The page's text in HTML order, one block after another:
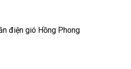
điện gió Hồng Phong